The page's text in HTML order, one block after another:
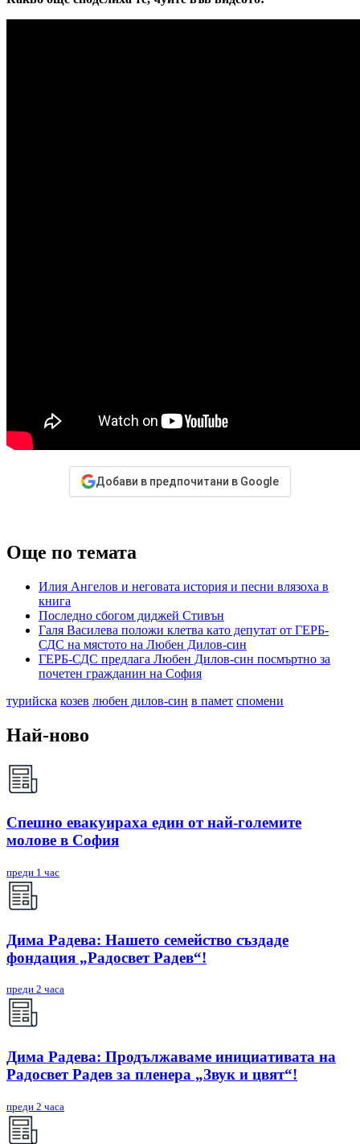
Добави в предпочитани в Google
Още по темата
Илия Ангелов и неговата история и песни влязоха в
книга
Последно сбогом диджей Стивън
Галя Василева положи клетва като депутат от ГЕРБ-
СДС на мястото на Любен Дилов-син
ГЕРБ-СДС предлага Любен Дилов-син посмъртно за
почетен гражданин на София
турийска козев любен дилов-син в памет спомени
Най-ново
Спешно евакуираха един от най-големите
молове в София
преди 1 час
Дима Радева: Нашето семейство създаде
фондация „Радосвет Радев“!
преди 2 часа
Дима Радева: Продължаваме инициативата на
Радосвет Радев за пленера „Звук и цвят“!
преди 2 часа